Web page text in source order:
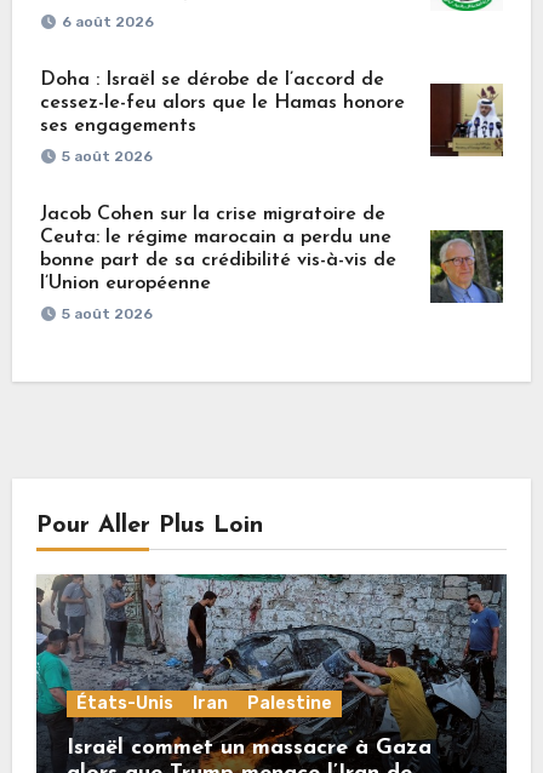
6 août 2026
Doha : Israël se dérobe de l’accord de
cessez-le-feu alors que le Hamas honore
ses engagements
5 août 2026
Jacob Cohen sur la crise migratoire de
Ceuta: le régime marocain a perdu une
bonne part de sa crédibilité vis-à-vis de
l’Union européenne
5 août 2026
Pour Aller Plus Loin
États-Unis Iran Palestine
Israël commet un massacre à Gaza